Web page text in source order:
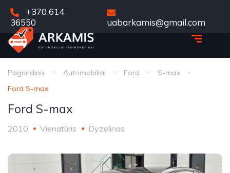
+370 614
36550
uabarkamis@gmail.com
Pagrindinis Automobiliai Ford
S-max
Ford S-max
Ford S-max
2010 Vienatūris Dyzelinas